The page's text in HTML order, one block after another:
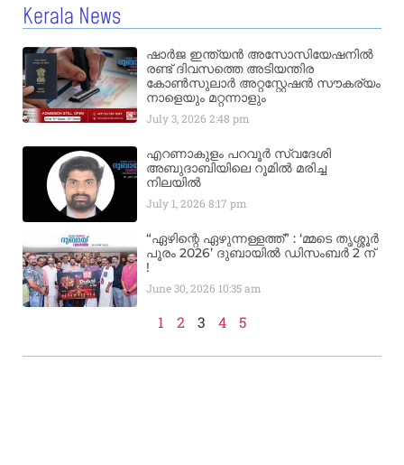
Kerala News
ഷാർജ ഇന്ത്യൻ അസോസിയേഷനിൽ
രണ്ട് ദിവസത്തെ അടിയന്തിര
കോൺസുലാർ അറ്റസ്റ്റേഷൻ സൗകര്യം
നാളെയും മറ്റന്നാളും
July 3, 20262:48 pm
എറണാകുളം പറവൂർ സ്വദേശി
അബുദാബിയിലെ റൂമിൽ മരിച്ച
നിലയിൽ
July 1, 20268:17 pm
“ഏഴിന്റെ ഏഴുന്നള്ളത്ത്” : ‘മ്മടെ തൃശ്ശൂർ
പൂരം 2026’ ദുബായിൽ ഡിസംബർ 2 ന്
!
June 30, 2026 10:35 am
1 2 3 4 5